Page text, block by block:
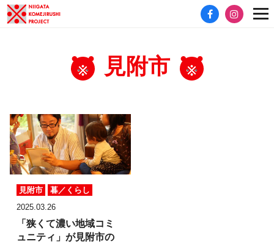
見附市
見附市
暮／くらし
2025.03.26
「狭くて濃い地域コミ
ュニティ」が見附市の